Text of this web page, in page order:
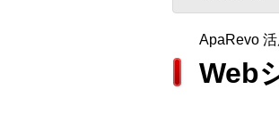
ApaRevo
Web